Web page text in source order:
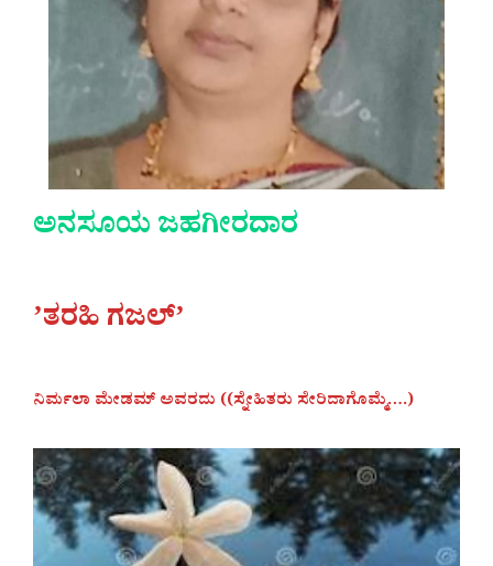
ಅನಸೂಯ ಜಹಗೀರದಾರ
ʼತರಹಿ ಗಜಲ್ʼ
ನಿರ್ಮಲಾ ಮೇಡಮ್ ಅವರದು ((ಸ್ನೇಹಿತರು ಸೇರಿದಾಗೊಮ್ಮೆ….)